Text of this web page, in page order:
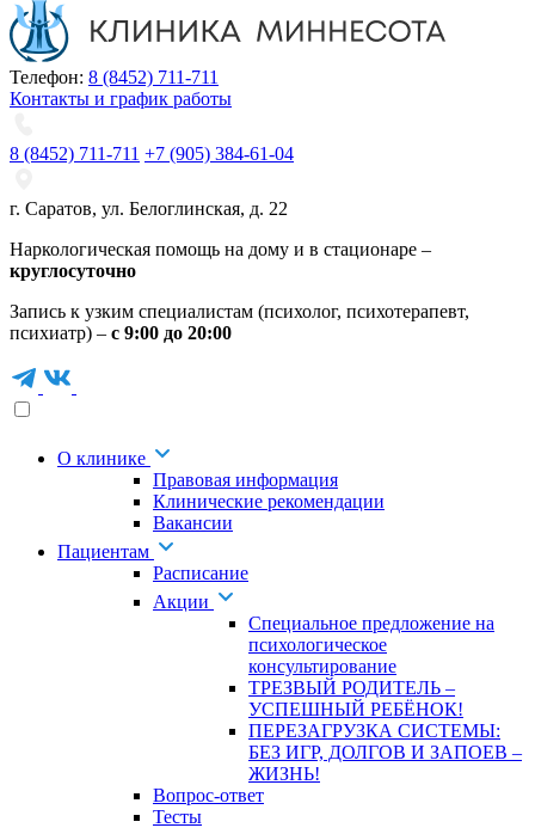
Телефон: 8 (8452) 711-711
Контакты и график работы
8 (8452) 711-711 +7 (905) 384-61-04
г. Саратов, ул. Белоглинская, д. 22
Наркологическая помощь на дому и в стационаре –
круглосуточно
Запись к узким специалистам (психолог, психотерапевт,
психиатр) – с 9:00 до 20:00
О клинике
Правовая информация
Клинические рекомендации
Вакансии
Пациентам
Расписание
Акции
Специальное предложение на
психологическое
консультирование
ТРЕЗВЫЙ РОДИТЕЛЬ –
УСПЕШНЫЙ РЕБЁНОК!
ПЕРЕЗАГРУЗКА СИСТЕМЫ:
БЕЗ ИГР, ДОЛГОВ И ЗАПОЕВ –
ЖИЗНЬ!
Вопрос-ответ
Тесты